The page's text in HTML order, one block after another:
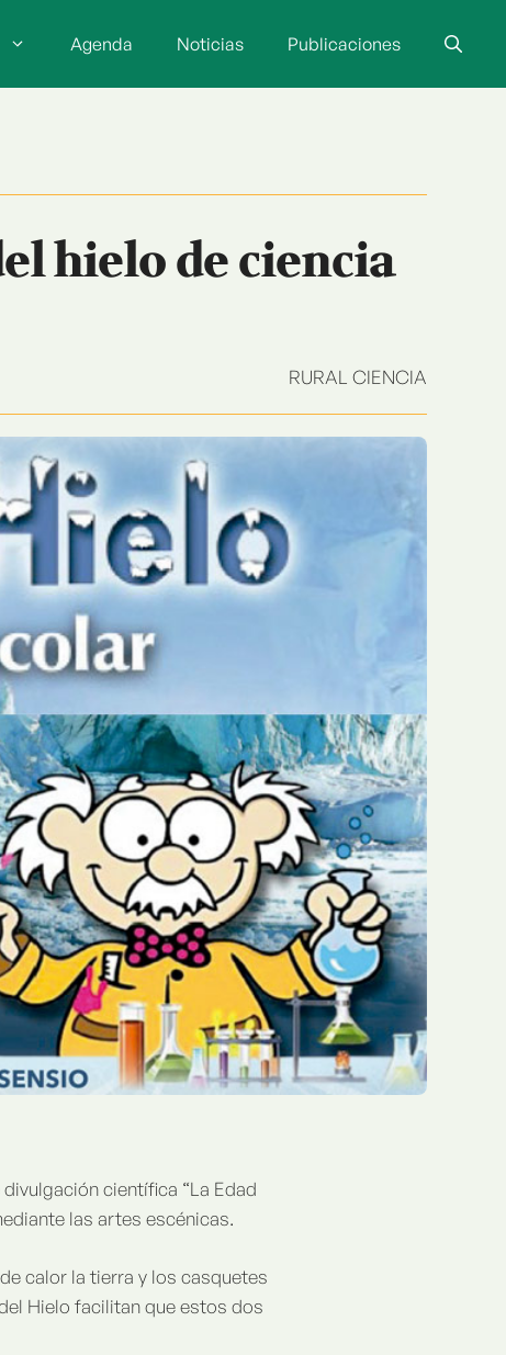
Agenda Noticias Publicaciones
hielo de ciencia
RURAL CIENCIA
científica “La Edad
las artes escénicas.
calor la tierra y los casquetes
Hielo facilitan que estos dos